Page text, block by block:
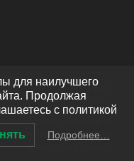
16+
журнала «Fashion In
согласия
правообладателей.
для наилучшего
Продолжая
с политикой
Подробнее…